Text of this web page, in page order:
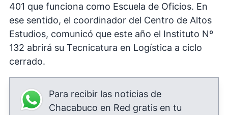
401 que funciona como Escuela de Oficios. En
ese sentido, el coordinador del Centro de Altos
Estudios, comunicó que este año el Instituto Nº
132 abrirá su Tecnicatura en Logística a ciclo
cerrado.
Para recibir las noticias de
Chacabuco en Red gratis en tu